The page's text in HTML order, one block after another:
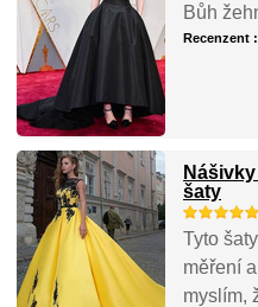
Bůh
Recenzent
šaty
Tyto
měření
myslím,